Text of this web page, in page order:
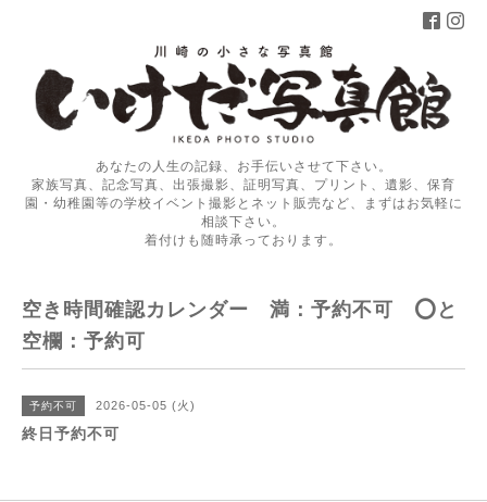
あなたの人生の記録、お手伝いさせて下さい。
家族写真、記念写真、出張撮影、証明写真、プリント、遺影、保育
園・幼稚園等の学校イベント撮影とネット販売など、まずはお気軽に
相談下さい。
着付けも随時承っております。
空き時間確認カレンダー 満：予約不可 ⭕️と
空欄：予約可
予約不可 2026-05-05 (火)
終日予約不可